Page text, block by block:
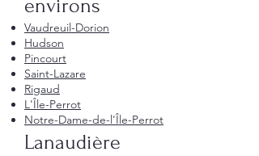
environs
Vaudreuil-Dorion
Hudson
Pincourt
Saint-Lazare
Rigaud
L'Île-Perrot
Notre-Dame-de-l'Île-Perrot
Lanaudière